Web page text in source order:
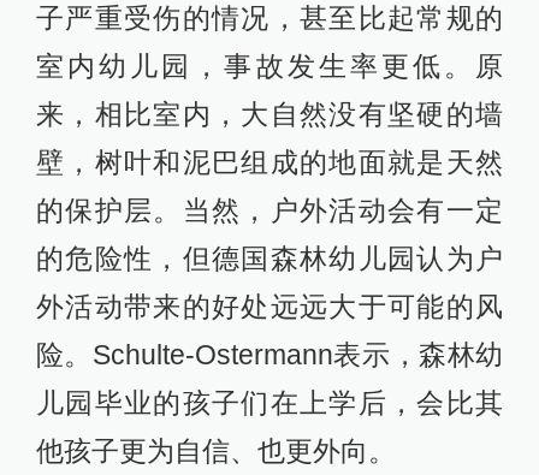
子严重受伤的情况，甚至比起常规的
室内幼儿园，事故发生率更低。原
来，相比室内，大自然没有坚硬的墙
壁，树叶和泥巴组成的地面就是天然
的保护层。当然，户外活动会有一定
的危险性，但德国森林幼儿园认为户
外活动带来的好处远远大于可能的风
险。Schulte-Ostermann表示，森林幼
儿园毕业的孩子们在上学后，会比其
他孩子更为自信、也更外向。